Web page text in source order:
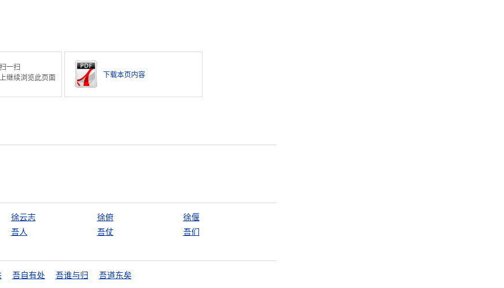
一扫
继续浏览此页面
下载本页内容
徐云志 徐俯
徐偃
吾人 吾仗 吾们
吾自有处 吾谁与归 吾道东矣